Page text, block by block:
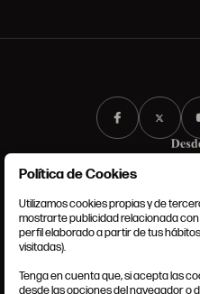
TÉRMINOS Y
POLÍTICA
Política de Cookies
Utilizamos cookies propias y de
mostrarte publicidad relacionada
perfil elaborado a partir de tus
visitadas).
Tenga en cuenta que, si acepta las
desde las opciones del navegador o